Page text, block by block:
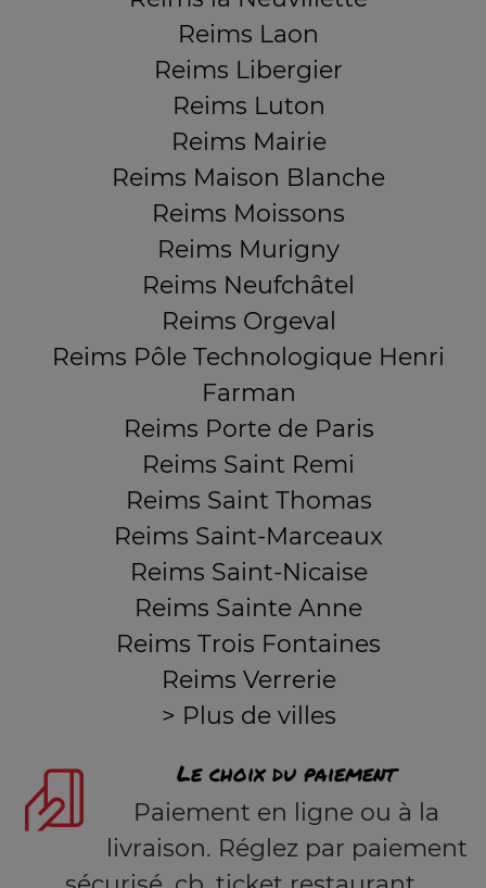
Reims Laon
Reims Libergier
Reims Luton
Reims Mairie
Reims Maison Blanche
Reims Moissons
Reims Murigny
Reims Neufchâtel
Reims Orgeval
Reims Pôle Technologique Henri
Farman
Reims Porte de Paris
Reims Saint Remi
Reims Saint Thomas
Reims Saint-Marceaux
Reims Saint-Nicaise
Reims Sainte Anne
Reims Trois Fontaines
Reims Verrerie
> Plus de villes
Le choix du paiement
Paiement en ligne ou à la
livraison. Réglez par paiement